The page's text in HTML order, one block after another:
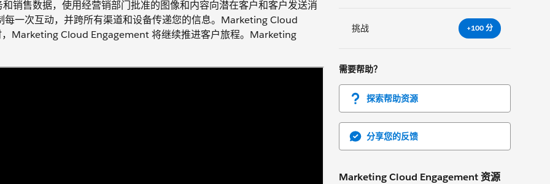
挑战 +100 分
需要帮助？
探索帮助资源
分享您的反馈
Marketing Cloud Engagement 资源
销售数据，使用经营销部门批准的图像和内容向潜在客户和客户发送消
一次互动，并跨所有渠道和设备传递您的信息。Marketing Cloud
Marketing Cloud Engagement 将继续推进客户旅程。Marketing